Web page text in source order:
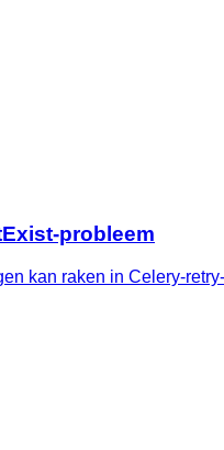
probleem
kan raken in